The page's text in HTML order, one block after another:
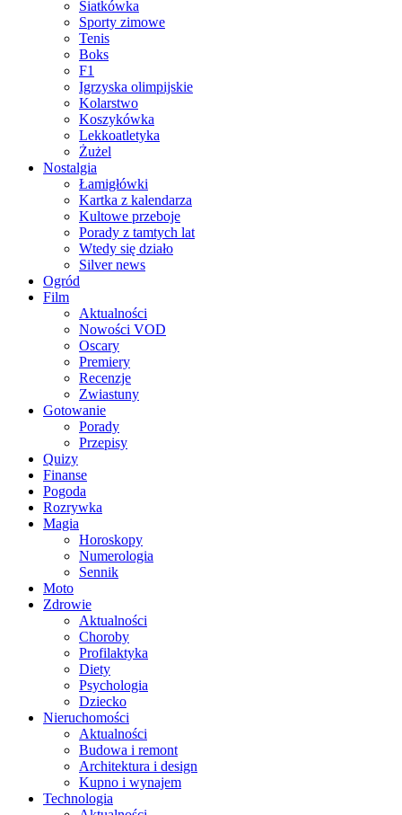
Siatkówka
Sporty zimowe
Tenis
Boks
F1
Igrzyska olimpijskie
Kolarstwo
Koszykówka
Lekkoatletyka
Żużel
Nostalgia
Łamigłówki
Kartka z kalendarza
Kultowe przeboje
Porady z tamtych lat
Wtedy się działo
Silver news
Ogród
Film
Aktualności
Nowości VOD
Oscary
Premiery
Recenzje
Zwiastuny
Gotowanie
Porady
Przepisy
Quizy
Finanse
Pogoda
Rozrywka
Magia
Horoskopy
Numerologia
Sennik
Moto
Zdrowie
Aktualności
Choroby
Profilaktyka
Diety
Psychologia
Dziecko
Nieruchomości
Aktualności
Budowa i remont
Architektura i design
Kupno i wynajem
Technologia